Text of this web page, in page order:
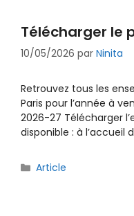
Télécharger le
10/05/2026 par Ninita
Retrouvez tous les
Paris pour l’année à
2026-27 Télécharger
disponible : à l’accueil
Catégories
Article